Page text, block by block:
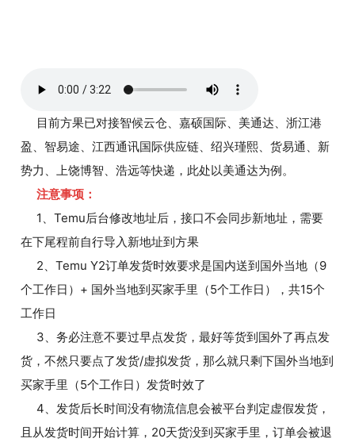
目前方果已对接智候云仓、嘉硕国际、美通达、浙江港
盈、智易途、江西通讯国际供应链、绍兴瑾熙、货易通、新
势力、上饶博智、浩远等快递，此处以美通达为例。
注意事项：
1、Temu后台修改地址后，接口不会同步新地址，需要
在下尾程前自行导入新地址到方果
2、Temu Y2订单发货时效要求是国内送到国外当地（9
个工作日）+ 国外当地到买家手里（5个工作日），共15个
工作日
3、务必注意不要过早点发货，最好等货到国外了再点发
货，不然只要点了发货/虚拟发货，那么就只剩下国外当地到
买家手里（5个工作日）发货时效了
4、发货后长时间没有物流信息会被平台判定虚假发货，
且从发货时间开始计算，20天货没到买家手里，订单会被退